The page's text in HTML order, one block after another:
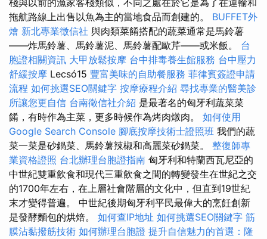
棧與以前的漁家客棧類似，不同之處在於它是為了在運輸和
拖航路線上出售以魚為主的當地食品而創建的。 BUFFET外
燴 新北專業徵信社 與肉類菜餚搭配的蔬菜通常是馬鈴薯
——炸馬鈴薯、馬鈴薯泥、馬鈴薯配歐芹——或米飯。 台
胞證相關資訊 大甲放鬆按摩 台中排毒養生館服務 台中壓力
舒緩按摩 Lecsó15 豐富美味的自助餐服務 菲律賓簽證申請
流程 如何挑選SEO關鍵字 按摩療程介紹 尋找專業的醫美診
所讓您更自信 台南徵信社介紹 是最著名的匈牙利蔬菜菜
餚，有時作為主菜，更多時候作為烤肉燉肉。 如何使用
Google Search Console 腳底按摩技術士證照班 我們的蔬
菜一菜是砂鍋菜、馬鈴薯辣椒和高麗菜砂鍋菜。 整復師專
業資格證照 台北辦理台胞證指南 匈牙利和特蘭西瓦尼亞的
中世紀雙重飲食和現代三重飲食之間的轉變發生在世紀之交
的1700年左右，在上層社會階層的文化中，但直到19世紀
末才變得普遍。 中世紀後期匈牙利平民最偉大的烹飪創新
是發酵麵包的烘焙。 如何查IP地址 如何挑選SEO關鍵字 筋
膜沾黏撥筋技術 如何辦理台胞證 提升自信魅力的首選：隆